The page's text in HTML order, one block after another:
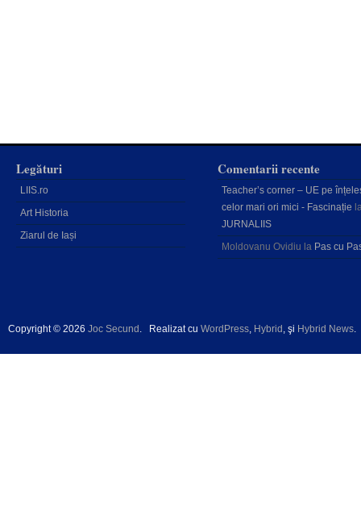
Legături
LIIS.ro
Art Historia
Ziarul de Iași
Comentarii recente
Teacher’s corner – UE pe
celor mari ori mici - Fascinație
JURNALIIS
Moldovanu Ovidiu la Pas cu
Copyright © 2026 Joc Secund . Realizat cu WordPress, Hybrid , şi Hybrid News.